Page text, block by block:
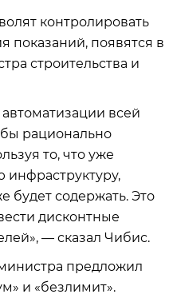
контролировать
показаний, появятся в
строительства и
всей
рационально
то, что уже
инфраструктуру,
будет содержать. Это
дисконтные
— сказал Чибис.
предложил
и «безлимит».